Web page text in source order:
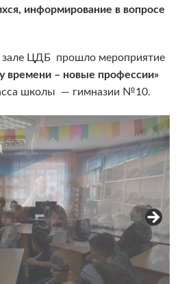
информирование в вопросе
зале ЦДБ прошло мероприятие
времени – новые профессии»
школы — гимназии №10.